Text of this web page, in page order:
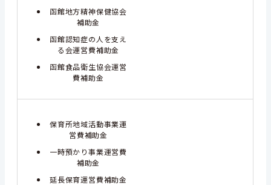
函館地方精神保健協会
補助金
函館認知症の人を支え
る会運営費補助金
函館食品衛生協会運営
費補助金
保育所地域活動事業運
営費補助金
一時預かり事業運営費
補助金
延長保育運営費補助金